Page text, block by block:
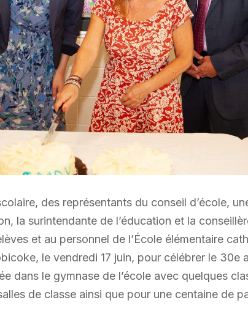
des représentants du conseil d’école,
la surintendante de l’éducation et la
et au personnel de l’École élémentaire
le vendredi 17 juin, pour célébrer le 30e
dans le gymnase de l’école avec quelques
de classe ainsi que pour une centaine de